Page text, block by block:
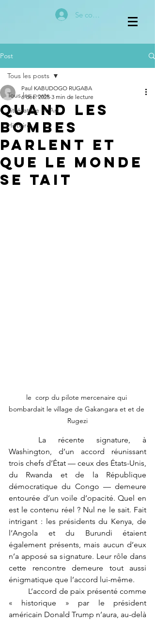
Se connecter
Post
Tous les posts
Littérature et Art
Histoire
Tous les posts
Quand les
Bombes
parlent et
que le Monde
se Tait
Paul KABUDOGO RUGABA
6 déc. 2025 3 min de lecture
le  corp du pilote mercenaire qui
bombardait le village de Gakangara et et de
Rugezi
Washington, d’un accord réunissant
trois chefs d’État — ceux des États-Unis,
du Rwanda et de la République
démocratique du Congo — demeure
entourée d’un voile d’opacité. Quel en
est le contenu réel ? Nul ne le sait. Fait
intrigant : les présidents du Kenya, de
l’Angola et du Burundi étaient
également présents, mais aucun d’eux
n’a apposé sa signature. Leur rôle dans
cette rencontre demeure tout aussi
énigmatique que l’accord lui-même.
« historique » par le président
américain Donald Trump n’aura, au-delà